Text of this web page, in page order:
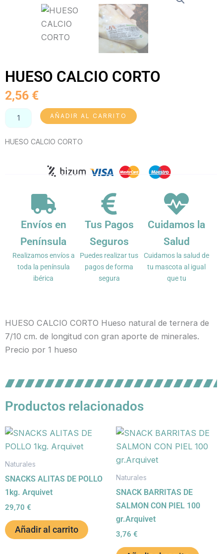
HUESO CALCIO CORTO
2,56 €
CALCIO
cantidad
AÑADIR AL CARRITO
HUESO CALCIO CORTO
Envíos en
Península
Realizamos envíos a
toda la península
ibérica
Tus Pagos
Seguros
Puedes realizar tus
pagos de forma
segura
Cuidamos la
Salud
Cuidamos la salud de
tu mascota al igual
que tu
HUESO CALCIO CORTO Hueso natural de ternera de
7/10 cm. de longitud con gran aporte de minerales.
Precio por 1 hueso
Productos relacionados
Naturales
SNACKS ALITAS DE POLLO
1kg. Arquivet
29,70 €
Añadir al carrito
Naturales
SNACK BARRITAS DE
SALMON CON PIEL 100
gr.Arquivet
3,76 €